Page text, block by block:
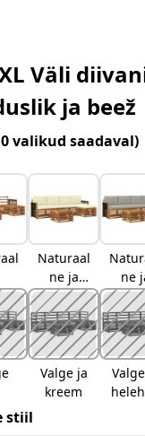
Väli
ja beež
valikud saadaval)
Naturaal
ne ja
kreemjas
ne
Valge ja
kreem
stiil